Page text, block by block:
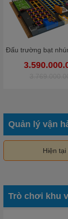
Quản lý vận
Hiện tại
Trò chơi khu